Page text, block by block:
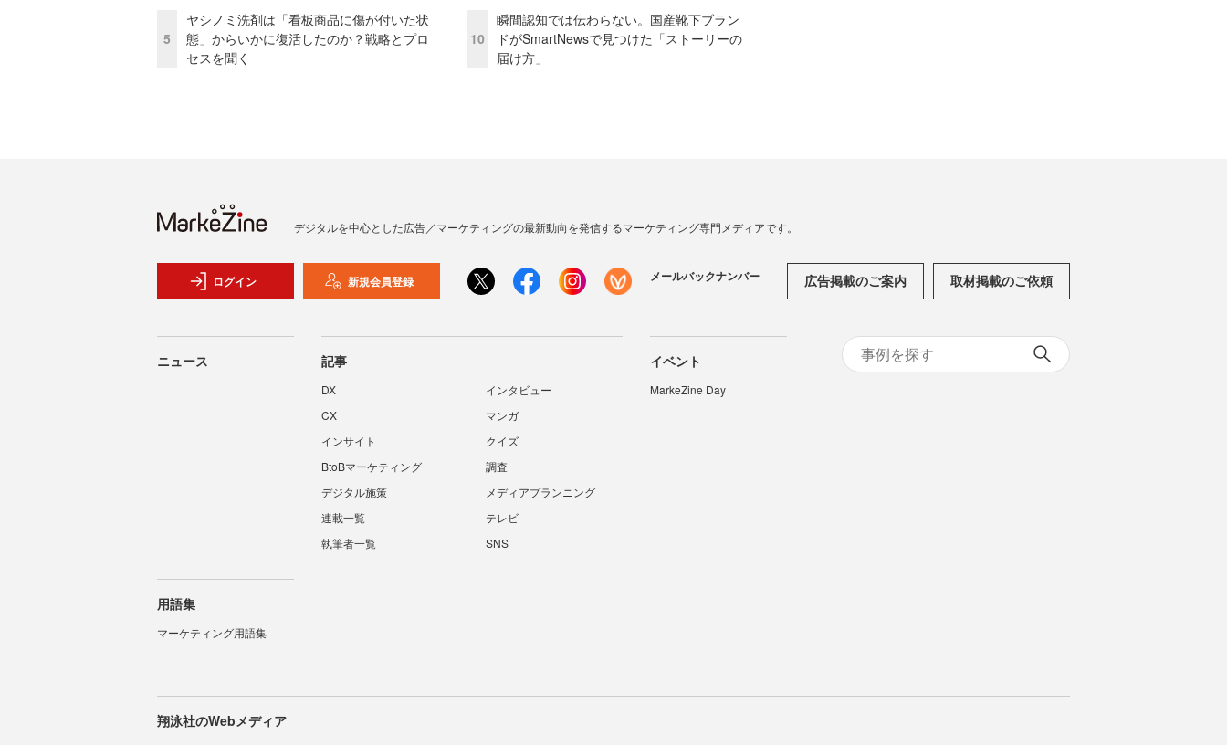
5
ヤシノミ洗剤は「看板商品に傷が付いた状
態」からいかに復活したのか？戦略とプロ
セスを聞く
10
瞬間認知では伝わらない。国産靴下ブラン
ドがSmartNewsで見つけた「ストーリーの
届け方」
デジタルを中心とした広告／マーケティングの最新動向を発信するマーケティング専門メディアです。
ログイン 新規会員登録 メールバックナンバー 広告掲載のご案内 取材掲載のご依頼
ニュース 記事
DX
インタビュー
CX
マンガ
インサイト
クイズ
BtoBマーケティング
調査
デジタル施策
メディアプランニング
連載一覧
テレビ
執筆者一覧
SNS
イベント
MarkeZine Day
用語集
マーケティング用語集
翔泳社のWebメディア